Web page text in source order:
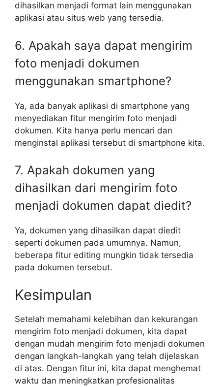
dihasilkan menjadi format lain menggunakan
aplikasi atau situs web yang tersedia.
6. Apakah saya dapat mengirim
foto menjadi dokumen
menggunakan smartphone?
Ya, ada banyak aplikasi di smartphone yang
menyediakan fitur mengirim foto menjadi
dokumen. Kita hanya perlu mencari dan
menginstal aplikasi tersebut di smartphone kita.
7. Apakah dokumen yang
dihasilkan dari mengirim foto
menjadi dokumen dapat diedit?
Ya, dokumen yang dihasilkan dapat diedit
seperti dokumen pada umumnya. Namun,
beberapa fitur editing mungkin tidak tersedia
pada dokumen tersebut.
Kesimpulan
Setelah memahami kelebihan dan kekurangan
mengirim foto menjadi dokumen, kita dapat
dengan mudah mengirim foto menjadi dokumen
dengan langkah-langkah yang telah dijelaskan
di atas. Dengan fitur ini, kita dapat menghemat
waktu dan meningkatkan profesionalitas